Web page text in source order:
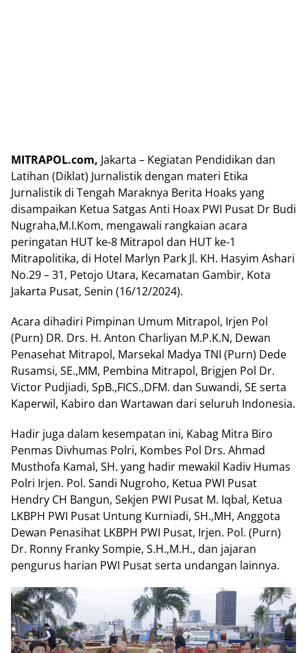
MITRAPOL.com, Jakarta – Kegiatan Pendidikan dan
Latihan (Diklat) Jurnalistik dengan materi Etika
Jurnalistik di Tengah Maraknya Berita Hoaks yang
disampaikan Ketua Satgas Anti Hoax PWI Pusat Dr Budi
Nugraha,M.I.Kom, mengawali rangkaian acara
peringatan HUT ke-8 Mitrapol dan HUT ke-1
Mitrapolitika, di Hotel Marlyn Park Jl. KH. Hasyim Ashari
No.29 – 31, Petojo Utara, Kecamatan Gambir, Kota
Jakarta Pusat, Senin (16/12/2024).
Acara dihadiri Pimpinan Umum Mitrapol, Irjen Pol
(Purn) DR. Drs. H. Anton Charliyan M.P.K.N, Dewan
Penasehat Mitrapol, Marsekal Madya TNI (Purn) Dede
Rusamsi, SE.,MM, Pembina Mitrapol, Brigjen Pol Dr.
Victor Pudjiadi, SpB.,FICS.,DFM. dan Suwandi, SE serta
Kaperwil, Kabiro dan Wartawan dari seluruh Indonesia.
Hadir juga dalam kesempatan ini, Kabag Mitra Biro
Penmas Divhumas Polri, Kombes Pol Drs. Ahmad
Musthofa Kamal, SH. yang hadir mewakil Kadiv Humas
Polri Irjen. Pol. Sandi Nugroho, Ketua PWI Pusat
Hendry CH Bangun, Sekjen PWI Pusat M. Iqbal, Ketua
LKBPH PWI Pusat Untung Kurniadi, SH.,MH, Anggota
Dewan Penasihat LKBPH PWI Pusat, Irjen. Pol. (Purn)
Dr. Ronny Franky Sompie, S.H.,M.H., dan jajaran
pengurus harian PWI Pusat serta undangan lainnya.